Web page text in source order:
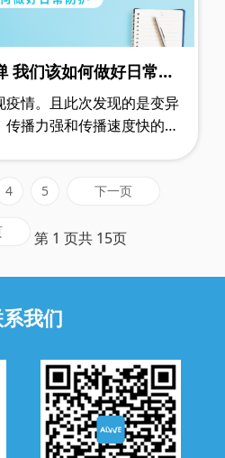
我们该如何做好日常防
情。且此次发现的是变异
播力强和传播速度快的特
4 5 下一页
第 1 页共 15页
我们